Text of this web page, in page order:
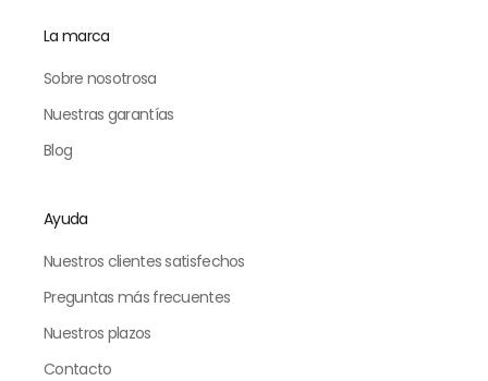
La marca
Sobre nosotrosa
Nuestras garantías
Blog
Ayuda
Nuestros clientes satisfechos
Preguntas más frecuentes
Nuestros plazos
Contacto